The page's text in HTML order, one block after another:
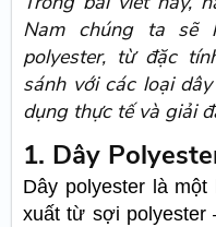
Nam chúng ta sẽ
polyester, từ đặc
sánh với các loại
dụng thực tế và giải
1. Dây
Dây polyester là
xuất từ sợi polyester